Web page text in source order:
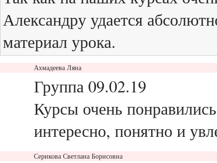
Александру удается
материал урока.
Ахмадеева Ляна
Группа 09.02.19
Курсы очень
интересно, понятно и
Серикова Светлана Борисовна